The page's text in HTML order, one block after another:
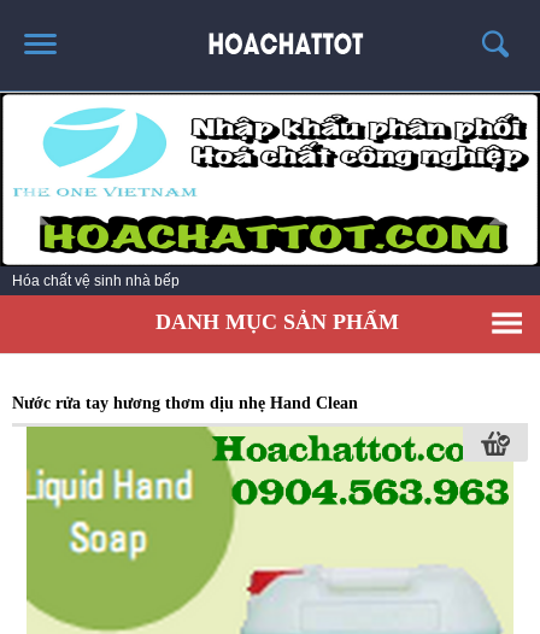
TRANG CHỦ
GIỚI THIỆU
SẢN PHẨM HÓT
KINH NGHIỆM & TIN TỨC
LIÊN HỆ
Hóa chất vệ sinh nhà bếp
DANH MỤC SẢN PHẨM
Nước rửa tay hương thơm dịu nhẹ Hand Clean